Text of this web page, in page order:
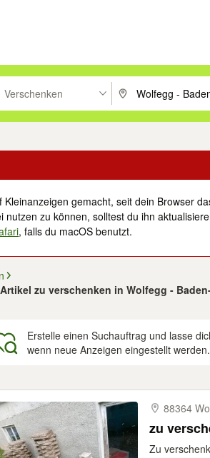
um zu suchen, oder Vorschläge mit den
Verschenken PLZ oder Ort
Kleinanzeigen gemacht, seit dein Browser
nutzen zu können, solltest du ihn
, falls du macOS benutzt.
zu verschenken in Wolfegg -
Erstelle einen Suchauftrag und lasse
wenn neue Anzeigen eingestellt werden.
88364
zu
Zu